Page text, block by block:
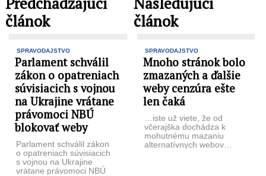
článok
SPRAVODAJSTVO
Parlament schválil
zákon o opatreniach
súvisiacich s vojnou
na Ukrajine vrátane
právomoci NBÚ
blokovať weby
Parlament schválil zákon
o opatreniach súvisiacich
s vojnou na Ukrajine
vrátane právomoci NBÚ
článok
SPRAVODAJSTVO
Mnoho stránok bolo
zmazaných a ďalšie
weby cenzúra ešte
len čaká
…iste už viete, že od
včerajška dochádza k
mohutnému mazaniu
alternatívnych webov…